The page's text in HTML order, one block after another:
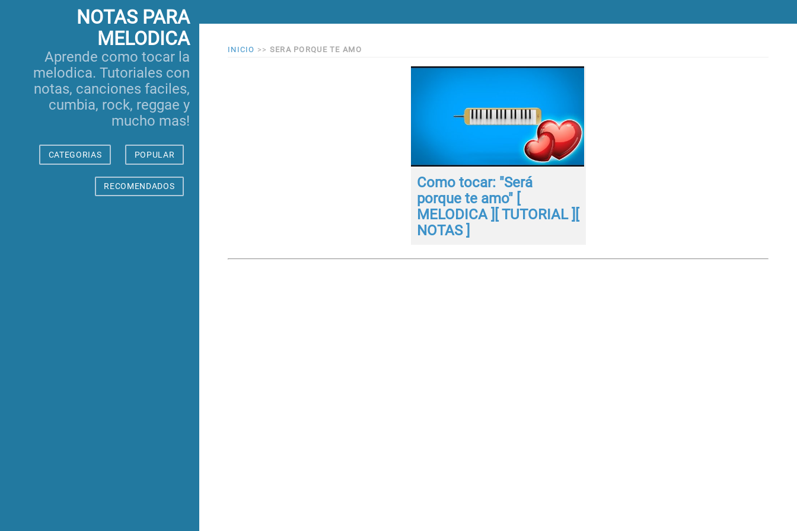
NOTAS PARA
MELODICA
Aprende como tocar la
melodica. Tutoriales con
notas, canciones faciles,
cumbia, rock, reggae y
mucho mas!
CATEGORIAS POPULAR
RECOMENDADOS
INICIO >> SERA PORQUE TE AMO
Como tocar: "Será
porque te amo" [
MELODICA ][ TUTORIAL ][
NOTAS ]